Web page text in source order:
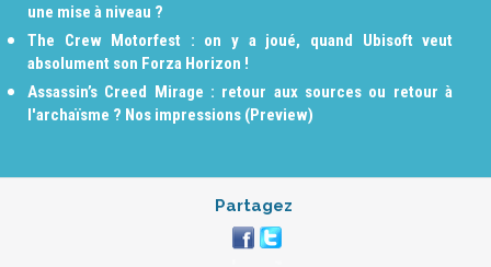
une mise à niveau ?
The Crew Motorfest : on y a joué, quand Ubisoft veut
absolument son Forza Horizon !
Assassin’s Creed Mirage : retour aux sources ou retour à
l'archaïsme ? Nos impressions (Preview)
Partagez